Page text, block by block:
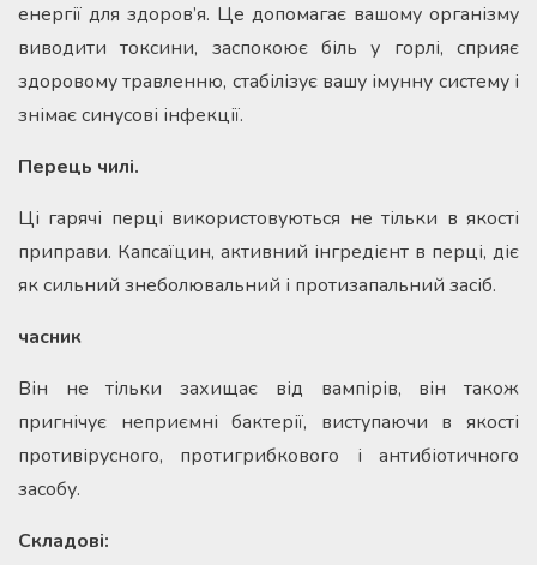
енергії для здоров’я. Це допомагає вашому організму
виводити токсини, заспокоює біль у горлі, сприяє
здоровому травленню, стабілізує вашу імунну систему і
знімає синусові інфекції.
Перець чилі.
Ці гарячі перці використовуються не тільки в якості
приправи. Капсаїцин, активний інгредієнт в перці, діє
як сильний знеболювальний і протизапальний засіб.
часник
Він не тільки захищає від вампірів, він також
пригнічує неприємні бактерії, виступаючи в якості
противірусного, протигрибкового і антибіотичного
засобу.
Складові: